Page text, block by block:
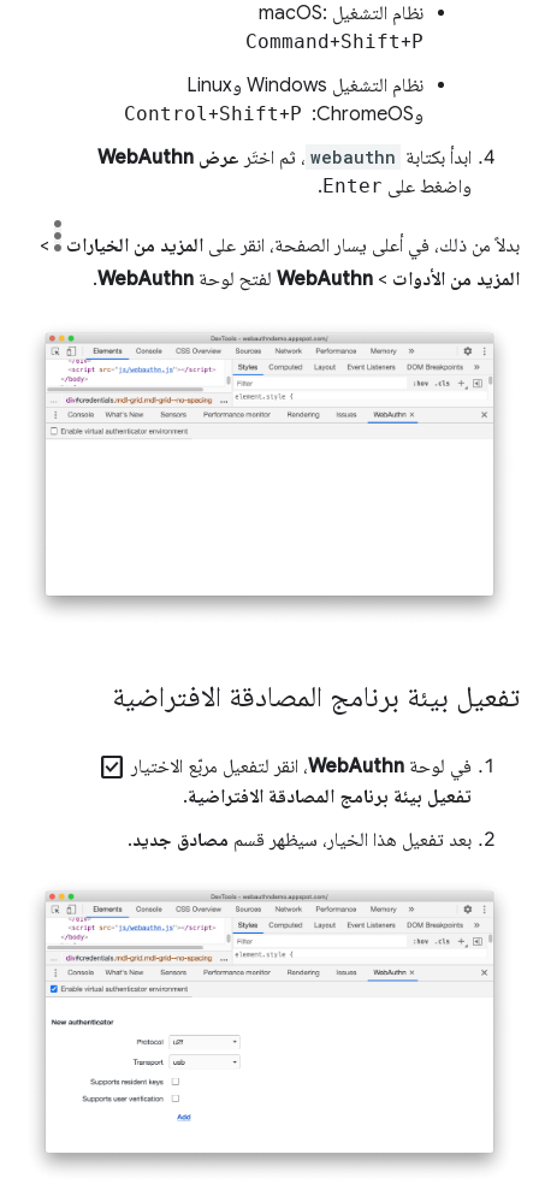
نظام التشغيل macOS:
Command+Shift+P
نظام التشغيل Windows وLinux
وChromeOS: ‏
Control+Shift+P
ابدأ بكتابة webauthn ، ثم اختَر عرض WebAuthn
واضغط على Enter
.
بدلاً من ذلك، في أعلى يسار الصفحة، انقر على المزيد من الخيارات
>
المزيد من الأدوات >
WebAuthn لفتح لوحة WebAuthn
.
تفعيل بيئة برنامج المصادقة الافتراضية
في لوحة WebAuthn، انقر لتفعيل مربّع الاختيار check_box
تفعيل بيئة برنامج المصادقة الافتراضية.
بعد تفعيل هذا الخيار، سيظهر قسم مصادق جديد.